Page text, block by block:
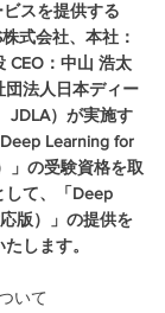
スを提供する
式会社、本社：
CEO：中山 浩太
団法人日本ディー
JDLA）が実施す
Learning for
」の受験資格を取
して、「Deep
版）」の提供を
します。
いて